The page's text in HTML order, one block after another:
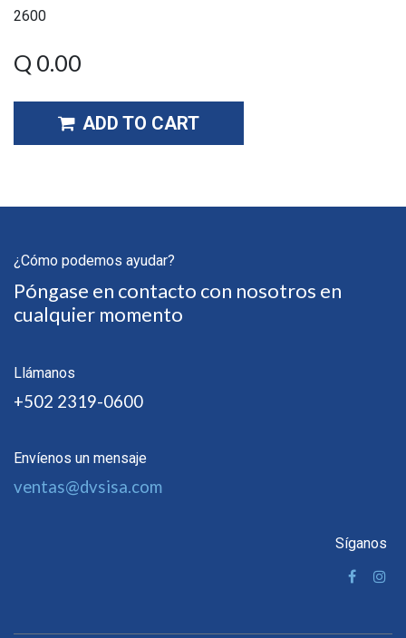
2600
Q 0.00
ADD TO CART
¿Cómo podemos ayudar?
Póngase en contacto con nosotros en
cualquier momento
Llámanos
+502 2319-0600
Envíenos un mensaje
ventas@dvsisa.com
Síganos